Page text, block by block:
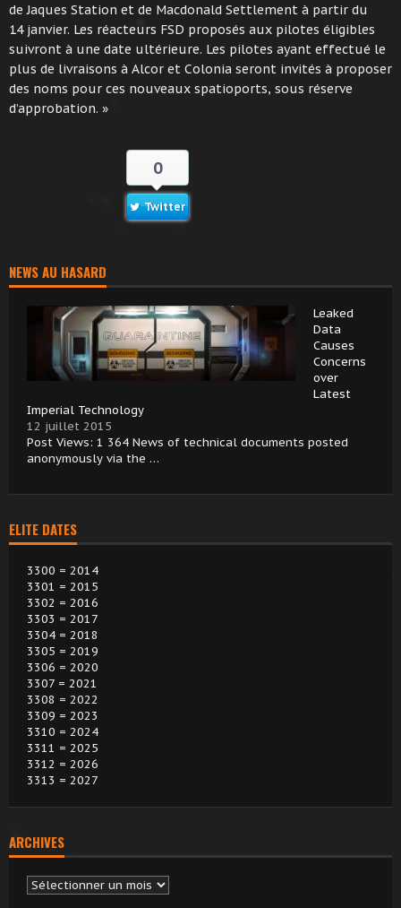
de Jaques Station et de Macdonald Settlement à partir du
14 janvier. Les réacteurs FSD proposés aux pilotes éligibles
suivront à une date ultérieure. Les pilotes ayant effectué le
plus de livraisons à Alcor et Colonia seront invités à proposer
des noms pour ces nouveaux spatioports, sous réserve
d’approbation. »
0
Twitter
NEWS AU HASARD
Leaked
Data
Causes
Concerns
over
Latest
Imperial Technology
12 juillet 2015
Post Views: 1 364 News of technical documents posted
anonymously via the …
ELITE DATES
3300 = 2014
3301 = 2015
3302 = 2016
3303 = 2017
3304 = 2018
3305 = 2019
3306 = 2020
3307 = 2021
3308 = 2022
3309 = 2023
3310 = 2024
3311 = 2025
3312 = 2026
3313 = 2027
ARCHIVES
Archives